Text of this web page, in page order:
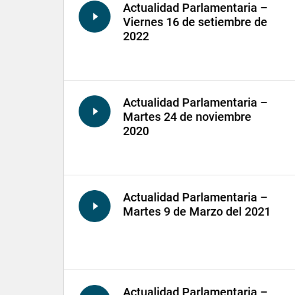
Actualidad Parlamentaria –
Viernes 16 de setiembre de
2022
Actualidad Parlamentaria –
Martes 24 de noviembre
2020
Actualidad Parlamentaria –
Martes 9 de Marzo del 2021
Actualidad Parlamentaria –